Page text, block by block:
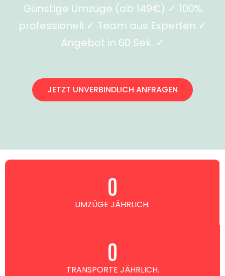
Günstige Umzüge (ab 149€) ✓ 100%
professionell ✓ Team aus Experten ✓
Angebot in 60 Sek. ✓
JETZT UNVERBINDLICH ANFRAGEN
UMZÜGE JÄHRLICH.
0
TRANSPORTE JÄHRLICH.
0